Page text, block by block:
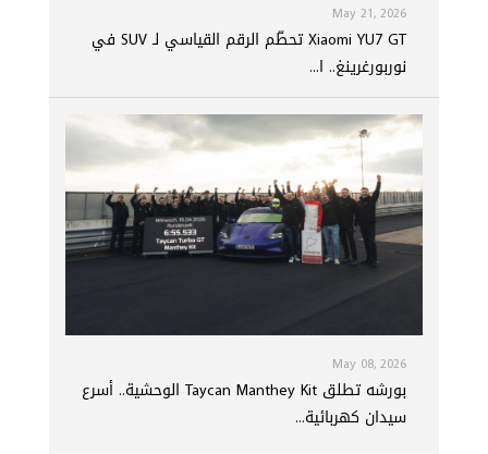
May 21, 2026
Xiaomi YU7 GT تحطّم الرقم القياسي لـ SUV في
نوربورغرينغ.. ا...
May 08, 2026
بورشه تطلق Taycan Manthey Kit الوحشية.. أسرع
سيدان كهربائية...